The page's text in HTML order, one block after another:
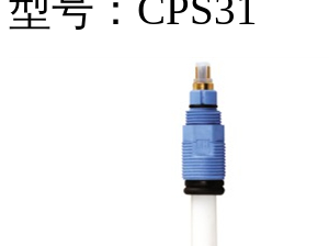
型号：CPS31